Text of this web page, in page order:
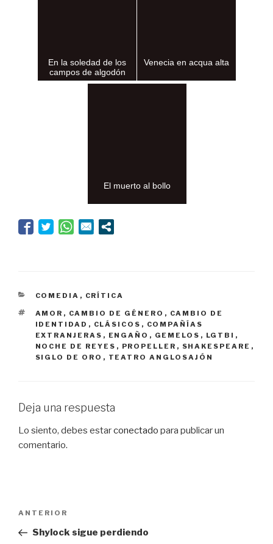
En la soledad de los
campos de algodón
Venecia en acqua alta
El muerto al bollo
CATEGORÍAS
COMEDIA , CRÍTICA
ETIQUETAS
AMOR , CAMBIO DE GÉNERO , CAMBIO DE
IDENTIDAD , CLÁSICOS , COMPAÑÍAS
EXTRANJERAS , ENGAÑO , GEMELOS , LGTBI ,
NOCHE DE REYES , PROPELLER , SHAKESPEARE ,
SIGLO DE ORO , TEATRO ANGLOSAJÓN
Deja una respuesta
Lo siento, debes estarconectado para publicar un
comentario.
entradas
Entrada
anterior:
ANTERIOR
Shylock sigue perdiendo